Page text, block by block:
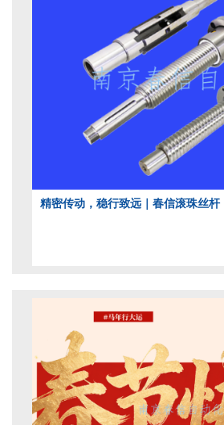
未来与世界各地的新客户建立成功的业
我们的原则：“信誉至上，客户至
· 我们的承诺：“优质的产品，优质的服
· 我们的价值观：“诚信为本，永续经营”
· 我们的目标：“发展成为世界动力传动
我们的服务：
3.OEM 服务或可以根据您的图纸定制